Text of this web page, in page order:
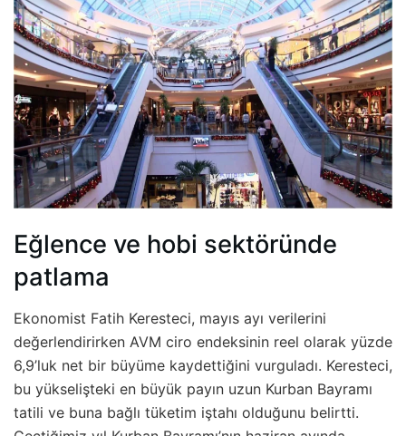
Eğlence ve hobi sektöründe
patlama
Ekonomist Fatih Keresteci, mayıs ayı verilerini
değerlendirirken AVM ciro endeksinin reel olarak yüzde
6,9’luk net bir büyüme kaydettiğini vurguladı. Keresteci,
bu yükselişteki en büyük payın uzun Kurban Bayramı
tatili ve buna bağlı tüketim iştahı olduğunu belirtti.